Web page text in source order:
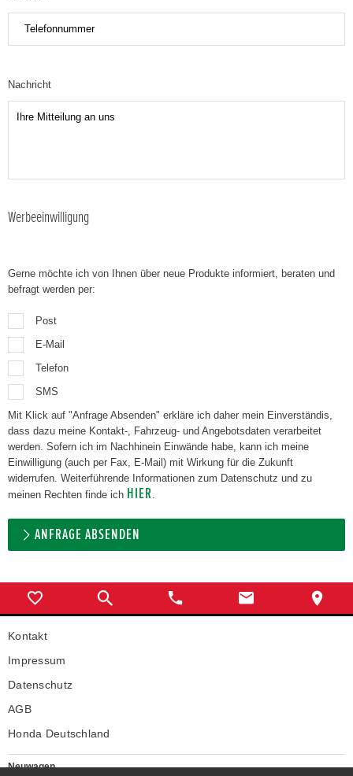
Nachricht
Werbeeinwilligung
Gerne möchte ich von Ihnen über neue Produkte informiert, beraten und
befragt werden per:
Post
E-Mail
Telefon
SMS
Mit Klick auf "Anfrage Absenden" erkläre ich daher mein Einverständis,
dass dazu meine Kontakt-, Fahrzeug- und Angebotsdaten verarbeitet
werden. Sofern ich im Nachhinein Einwände habe, kann ich meine
Einwilligung (auch per Fax, E-Mail) mit Wirkung für die Zukunft
widerrufen. Weiterführende Informationen zum Datenschutz und zu
meinen Rechten finde ich HIER.
ANFRAGE ABSENDEN
Kontakt
Impressum
Datenschutz
AGB
Honda Deutschland
Neuwagen